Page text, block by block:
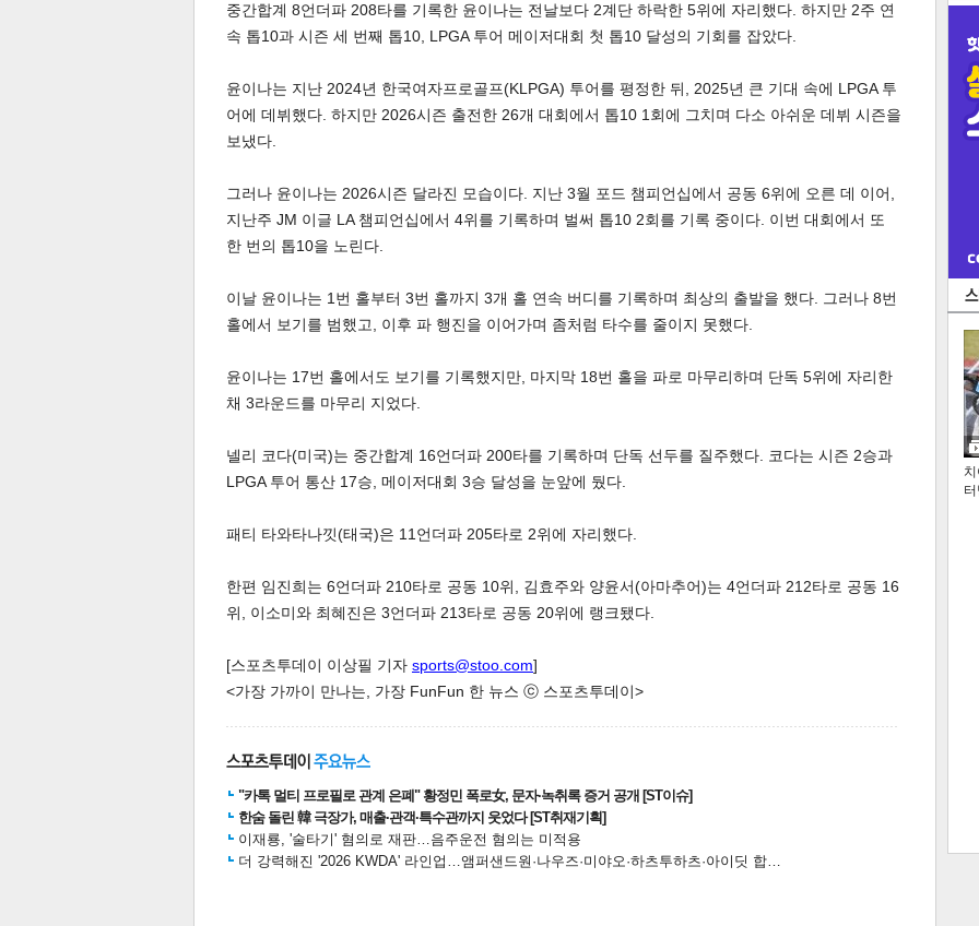
인
스북 터 공 공유 버블
달기
중간합계 8언더파 208타를 기록한 윤이나는 전날보다 2계단 하락한 5위에 자리했다. 하지만 2주 연
속 톱10과 시즌 세 번째 톱10, LPGA 투어 메이저대회 첫 톱10 달성의 기회를 잡았다.
윤이나는 지난 2024년 한국여자프로골프(KLPGA) 투어를 평정한 뒤, 2025년 큰 기대 속에 LPGA 투
어에 데뷔했다. 하지만 2026시즌 출전한 26개 대회에서 톱10 1회에 그치며 다소 아쉬운 데뷔 시즌을
보냈다.
그러나 윤이나는 2026시즌 달라진 모습이다. 지난 3월 포드 챔피언십에서 공동 6위에 오른 데 이어,
지난주 JM 이글 LA 챔피언십에서 4위를 기록하며 벌써 톱10 2회를 기록 중이다. 이번 대회에서 또
한 번의 톱10을 노린다.
이날 윤이나는 1번 홀부터 3번 홀까지 3개 홀 연속 버디를 기록하며 최상의 출발을 했다. 그러나 8번
홀에서 보기를 범했고, 이후 파 행진을 이어가며 좀처럼 타수를 줄이지 못했다.
윤이나는 17번 홀에서도 보기를 기록했지만, 마지막 18번 홀을 파로 마무리하며 단독 5위에 자리한
채 3라운드를 마무리 지었다.
넬리 코다(미국)는 중간합계 16언더파 200타를 기록하며 단독 선두를 질주했다. 코다는 시즌 2승과
LPGA 투어 통산 17승, 메이저대회 3승 달성을 눈앞에 뒀다.
패티 타와타나낏(태국)은 11언더파 205타로 2위에 자리했다.
한편 임진희는 6언더파 210타로 공동 10위, 김효주와 양윤서(아마추어)는 4언더파 212타로 공동 16
위, 이소미와 최혜진은 3언더파 213타로 공동 20위에 랭크됐다.
[스포츠투데이 이상필 기자 sports@stoo.com]
<가장 가까이 만나는, 가장 FunFun 한 뉴스 ⓒ 스포츠투데이>
"카톡 멀티 프로필로 관계 은폐" 황정민 폭로女, 문자·녹취록 증거 공개 [ST이슈]
한숨 돌린 韓 극장가, 매출·관객·특수관까지 웃었다 [ST취재기획]
이재룡, '술타기' 혐의로 재판…음주운전 혐의는 미적용
더 강력해진 '2026 KWDA' 라인업…앰퍼샌드원·나우즈·미야오·하츠투하츠·아이딧 합…